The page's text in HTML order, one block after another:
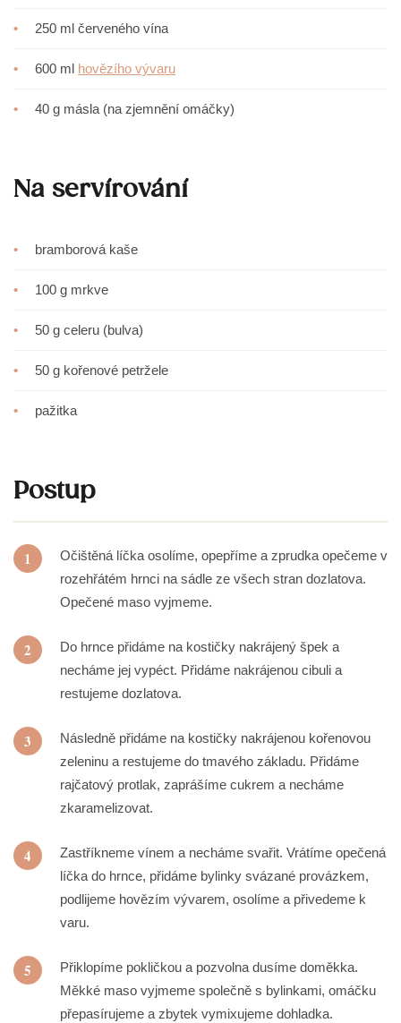
• 250 ml červeného vína
• 600 ml hovězího vývaru
• 40 g másla (na zjemnění omáčky)
Na servírování
• bramborová kaše
• 100 g mrkve
• 50 g celeru (bulva)
• 50 g kořenové petržele
• pažitka
Postup
1
Očištěná líčka osolíme, opepříme a zprudka opečeme v
rozehřátém hrnci na sádle ze všech stran dozlatova.
Opečené maso vyjmeme.
2
Do hrnce přidáme na kostičky nakrájený špek a
necháme jej vypéct. Přidáme nakrájenou cibuli a
restujeme dozlatova.
3
Následně přidáme na kostičky nakrájenou kořenovou
zeleninu a restujeme do tmavého základu. Přidáme
rajčatový protlak, zaprášíme cukrem a necháme
zkaramelizovat.
4
Zastříkneme vínem a necháme svařit. Vrátíme opečená
líčka do hrnce, přidáme bylinky svázané provázkem,
podlijeme hovězím vývarem, osolíme a přivedeme k
varu.
5
Přiklopíme pokličkou a pozvolna dusíme doměkka.
Měkké maso vyjmeme společně s bylinkami, omáčku
přepasírujeme a zbytek vymixujeme dohladka.